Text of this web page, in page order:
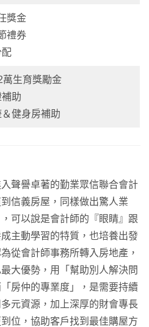
獎金
禮券
配
萬生育獎勵金
助
健身房補助
聲譽卓著的勤業眾信聯合會計
信義房屋，同樣做出驚人業
可以說是會計師的『眼睛』跟
主動學習的特質，也培養出發
從會計師事務所轉入房地產，
大優勢，用「幫助別人解決問
房仲的專業度」，是需要持續
元資源，加上深厚的財會專長
位，協助客戶找到最佳購屋方